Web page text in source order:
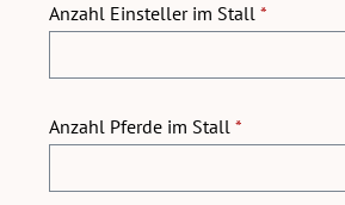
Anzahl Einsteller im Stall *
Anzahl Pferde im Stall *